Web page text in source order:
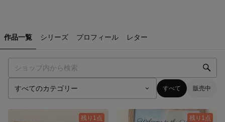
作品一覧 シリーズ プロフィール レター
すべて 販売中
残り1点 残り1点